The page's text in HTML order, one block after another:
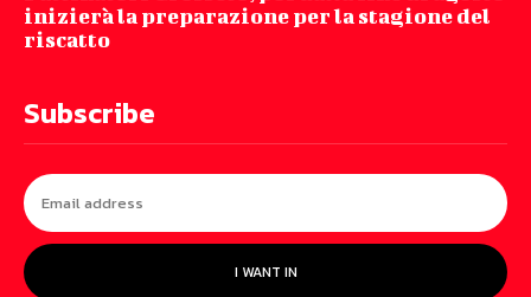
inizierà la preparazione per la stagione del
riscatto
Subscribe
I WANT IN